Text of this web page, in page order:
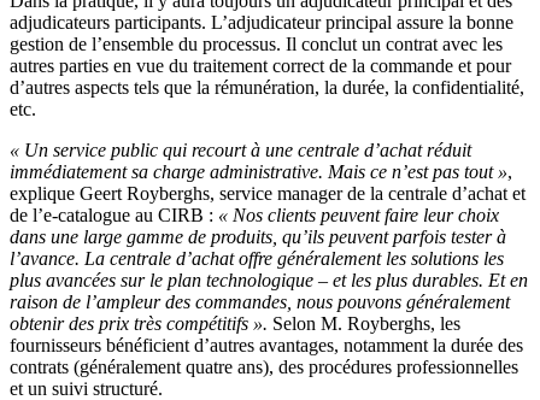
adjudicateurs participants. L’adjudicateur principal assure la bonne
gestion de l’ensemble du processus. Il conclut un contrat avec les
autres parties en vue du traitement correct de la commande et pour
d’autres aspects tels que la rémunération, la durée, la confidentialité,
etc.
« Un service public qui recourt à une centrale d’achat réduit
immédiatement sa charge administrative. Mais ce n’est pas tout »,
explique Geert Royberghs, service manager de la centrale d’achat et
de l’e-catalogue au CIRB : « Nos clients peuvent faire leur choix
dans une large gamme de produits, qu’ils peuvent parfois tester à
l’avance. La centrale d’achat offre généralement les solutions les
plus avancées sur le plan technologique – et les plus durables. Et en
raison de l’ampleur des commandes, nous pouvons généralement
obtenir des prix très compétitifs ». Selon M. Royberghs, les
fournisseurs bénéficient d’autres avantages, notamment la durée des
contrats (généralement quatre ans), des procédures professionnelles
et un suivi structuré.